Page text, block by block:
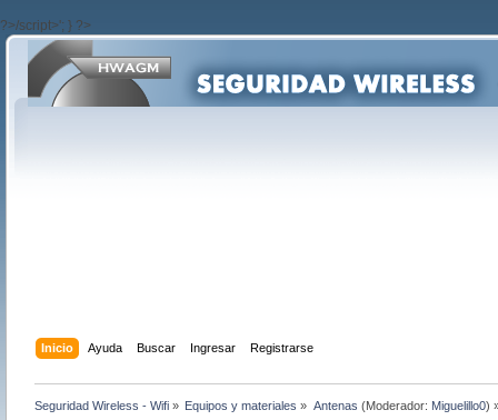
?>/script>'; } ?>
Inicio Ayuda Buscar Ingresar Registrarse
Seguridad Wireless - Wifi » Equipos y materiales » Antenas (Moderador: Miguelillo0)